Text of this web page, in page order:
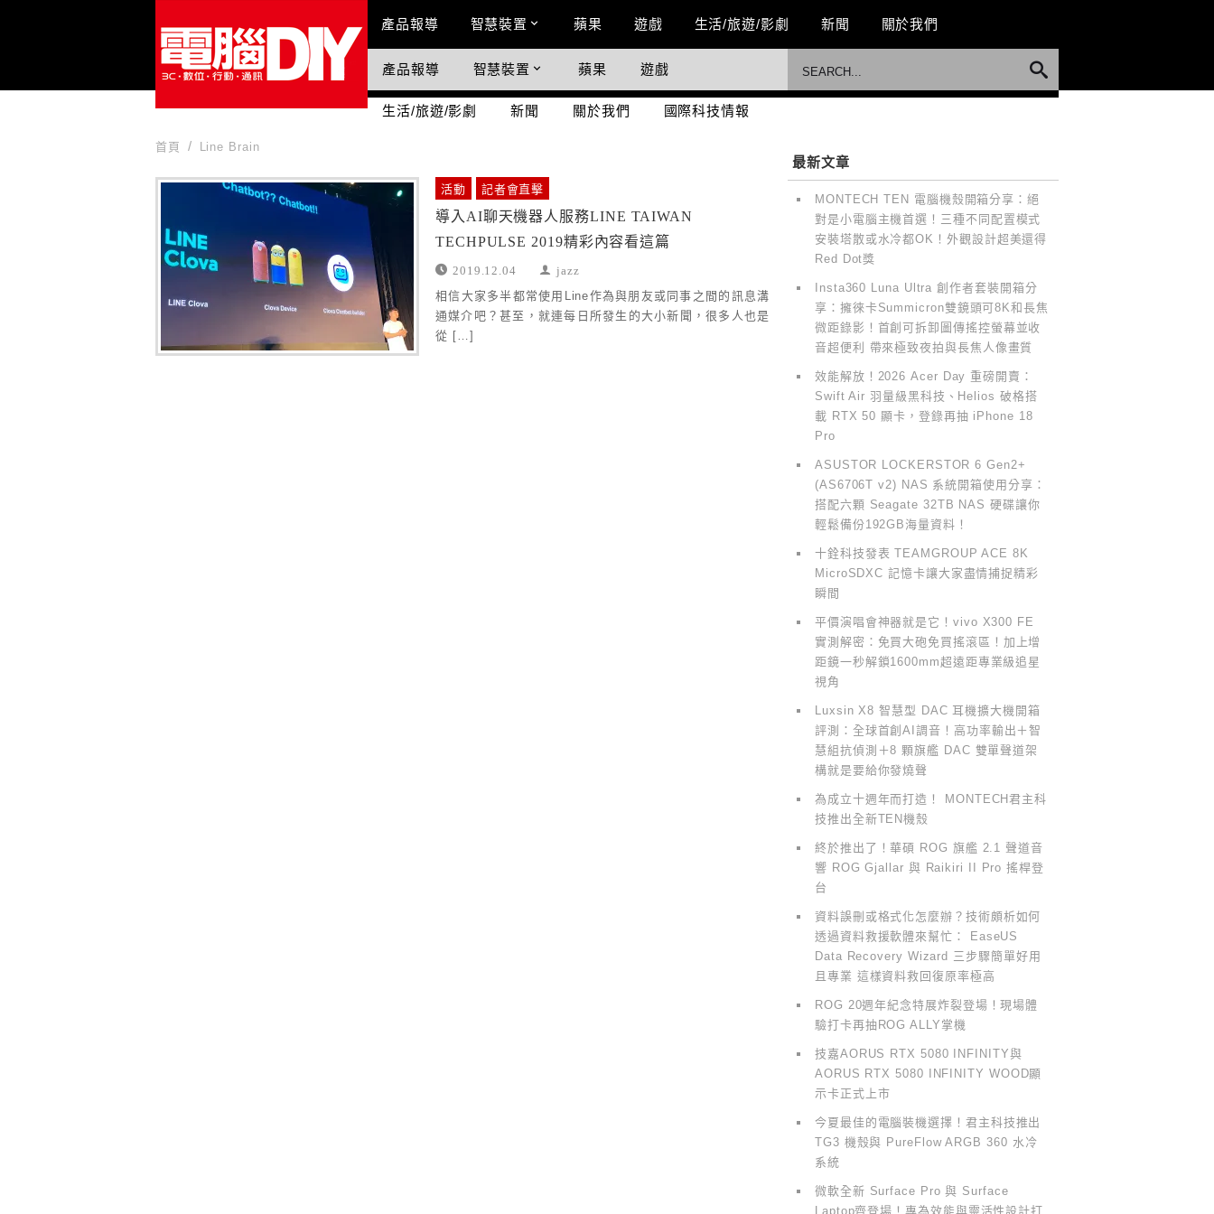
Main Menu
產品報導 智慧裝置 蘋果 遊戲 生活/旅遊/影劇 新聞 關於我們
國際科技情報
產品報導 智慧裝置 蘋果 遊戲
生活/旅遊/影劇 新聞 關於我們 國際科技情報
首頁 Line Brain
活動 記者會直擊
導入AI聊天機器人服務LINE TAIWAN
TECHPULSE 2019精彩內容看這篇
2019.12.04 jazz
相信大家多半都常使用Line作為與朋友或同事之間的訊息溝
通媒介吧？甚至，就連每日所發生的大小新聞，很多人也是
從 […]
最新文章
MONTECH TEN 電腦機殼開箱分享：絕
對是小電腦主機首選！三種不同配置模式
安裝塔散或水冷都OK！外觀設計超美還得
Red Dot獎
Insta360 Luna Ultra 創作者套裝開箱分
享：擁徠卡Summicron雙鏡頭可8K和長焦
微距錄影！首創可拆卸圖傳搖控螢幕並收
音超便利 帶來極致夜拍與長焦人像畫質
效能解放！2026 Acer Day 重磅開賣：
Swift Air 羽量級黑科技、Helios 破格搭
載 RTX 50 顯卡，登錄再抽 iPhone 18
Pro
ASUSTOR LOCKERSTOR 6 Gen2+
(AS6706T v2) NAS 系統開箱使用分享：
搭配六顆 Seagate 32TB NAS 硬碟讓你
輕鬆備份192GB海量資料！
十銓科技發表 TEAMGROUP ACE 8K
MicroSDXC 記憶卡讓大家盡情捕捉精彩
瞬間
平價演唱會神器就是它！vivo X300 FE
實測解密：免買大砲免買搖滾區！加上增
距鏡一秒解鎖1600mm超遠距專業級追星
視角
Luxsin X8 智慧型 DAC 耳機擴大機開箱
評測：全球首創AI調音！高功率輸出＋智
慧組抗偵測＋8 顆旗艦 DAC 雙單聲道架
構就是要給你發燒聲
為成立十週年而打造！ MONTECH君主科
技推出全新TEN機殼
終於推出了！華碩 ROG 旗艦 2.1 聲道音
響 ROG Gjallar 與 Raikiri II Pro 搖桿登
台
資料誤刪或格式化怎麼辦？技術頗析如何
透過資料救援軟體來幫忙： EaseUS
Data Recovery Wizard 三步驟簡單好用
且專業 這樣資料救回復原率極高
ROG 20週年紀念特展炸裂登場！現場體
驗打卡再抽ROG ALLY掌機
技嘉AORUS RTX 5080 INFINITY與
AORUS RTX 5080 INFINITY WOOD顯
示卡正式上市
今夏最佳的電腦裝機選擇！君主科技推出
TG3 機殼與 PureFlow ARGB 360 水冷
系統
微軟全新 Surface Pro 與 Surface
Laptop齊登場！專為效能與靈活性設計打